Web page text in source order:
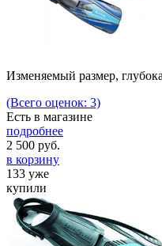
Изменяемый размер,
(Всего оценок: 3)
Есть в магазине
подробнее
2 500 руб.
в корзину
133 уже
купили